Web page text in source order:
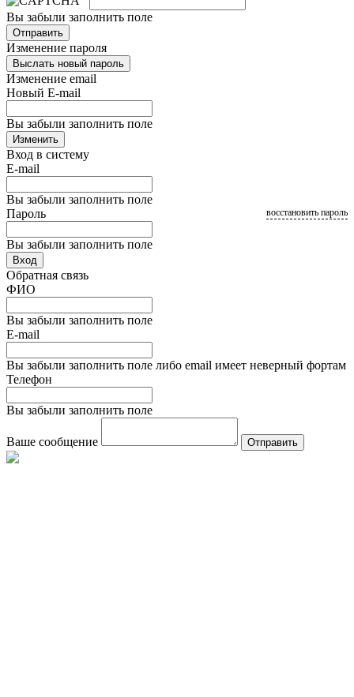
Вы забыли заполнить поле
Отправить
Изменение пароля
Выслать новый пароль
Изменение email
Новый E-mail
Вы забыли заполнить поле
Изменить
Вход в систему
E-mail
Вы забыли заполнить поле
Пароль
Вы забыли заполнить поле
восстановить пароль
Вход
Обратная связь
ФИО
Вы забыли заполнить поле
E-mail
Вы забыли заполнить поле либо email имеет неверный фортам
Телефон
Вы забыли заполнить поле
Ваше сообщение Отправить